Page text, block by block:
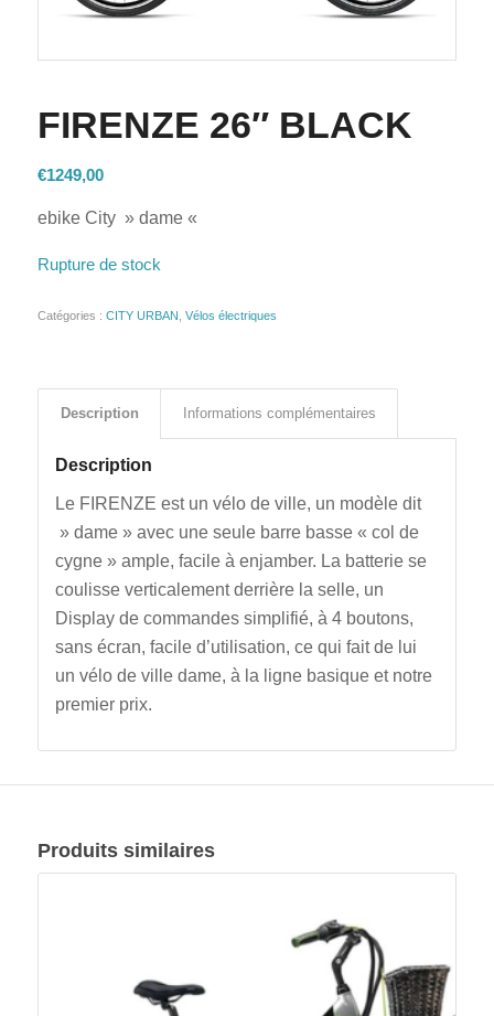
FIRENZE 26″ BLACK
€1249,00
ebike City » dame «
Rupture de stock
Catégories : CITY URBAN Vélos électriques
Description Informations complémentaires
Description
Le FIRENZE est un vélo de ville, un modèle dit
» dame » avec une seule barre basse « col de
cygne » ample, facile à enjamber. La batterie se
coulisse verticalement derrière la selle, un
Display de commandes simplifié, à 4 boutons,
sans écran, facile d’utilisation, ce qui fait de lui
un vélo de ville dame, à la ligne basique et notre
premier prix.
Produits similaires